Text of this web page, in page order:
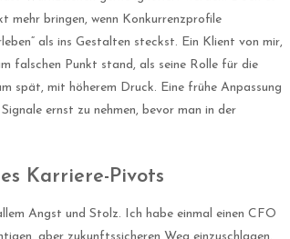
mehr bringen, wenn Konkurrenzprofile
als ins Gestalten steckst. Ein Klient von mir,
falschen Punkt stand, als seine Rolle für die
spät, mit höherem Druck. Eine frühe Anpassung
ernst zu nehmen, bevor man in der
Karriere-Pivots
Angst und Stolz. Ich habe einmal einen CFO